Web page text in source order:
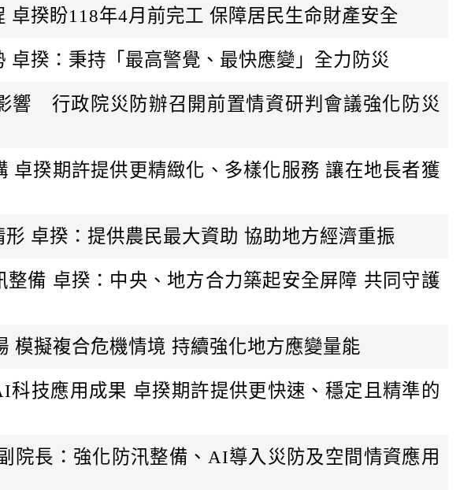
迄
日
卓揆盼118年4月前完工 保障居民生命財產安全
卓揆：秉持「最高警覺、最快應變」全力防災
響 行政院災防辦召開前置情資研判會議強化防災
卓揆期許提供更精緻化、多樣化服務 讓在地長者獲
卓揆：提供農民最大資助 協助地方經濟重振
備 卓揆：中央、地方合力築起安全屏障 共同守護
模擬複合危機情境 持續強化地方應變量能
科技應用成果 卓揆期許提供更快速、穩定且精準的
院長：強化防汛整備、AI導入災防及空間情資應用